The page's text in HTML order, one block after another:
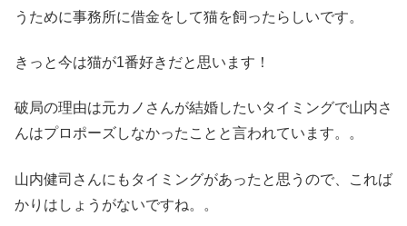
うために事務所に借金をして猫を飼ったらしいです。
きっと今は猫が1番好きだと思います！
破局の理由は元カノさんが結婚したいタイミングで山内さ
んはプロポーズしなかったことと言われています。。
山内健司さんにもタイミングがあったと思うので、これば
かりはしょうがないですね。。